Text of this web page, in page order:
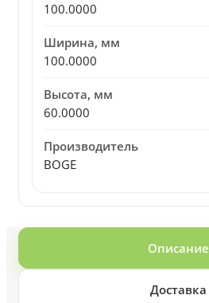
100.0000
Ширина, мм
100.0000
Высота, мм
60.0000
Производитель
BOGE
Описание
Доставка